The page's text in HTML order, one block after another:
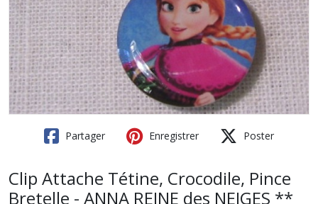
Partager Enregistrer Poster
Clip Attache Tétine, Crocodile, Pince
Bretelle - ANNA REINE des NEIGES **